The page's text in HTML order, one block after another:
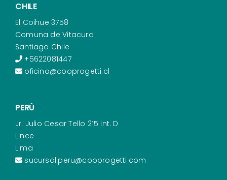
CHILE
El Coihue 3758
Comuna de Vitacura
Santiago Chile
+5622081447
oficina@cooprogetti.cl
PERÙ
Jr. Julio Cesar Tello 215 int. D
Lince
Lima
sucursal.peru@cooprogetti.com